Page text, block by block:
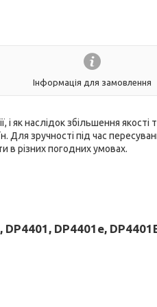
Інформація для замовлення
як наслідок збільшення якості
Для зручності під час
в різних погодних умовах.
DP4401, DP4401e,